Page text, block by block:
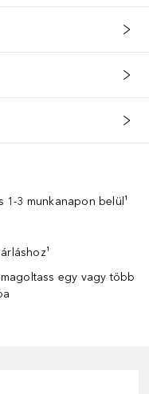
1-3 munkanapon belül¹
egy vagy több